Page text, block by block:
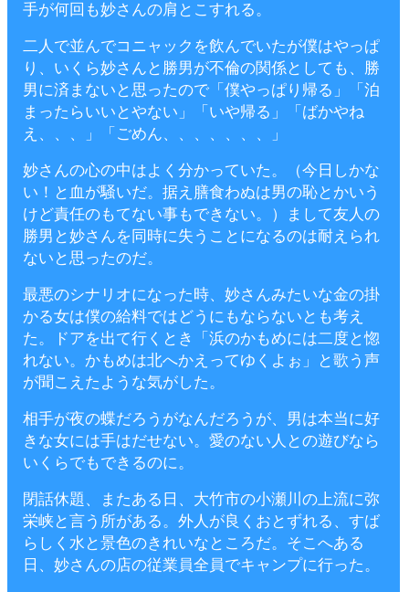
手が何回も妙さんの肩とこすれる。
二人で並んでコニャックを飲んでいたが僕はやっぱ
り、いくら妙さんと勝男が不倫の関係としても、勝
男に済まないと思ったので「僕やっぱり帰る」「泊
まったらいいとやない」「いや帰る」「ばかやね
え、、、」「ごめん、、、、、、、」
妙さんの心の中はよく分かっていた。（今日しかな
い！と血が騒いだ。据え膳食わぬは男の恥とかいう
けど責任のもてない事もできない。）まして友人の
勝男と妙さんを同時に失うことになるのは耐えられ
ないと思ったのだ。
最悪のシナリオになった時、妙さんみたいな金の掛
かる女は僕の給料ではどうにもならないとも考え
た。ドアを出て行くとき「浜のかもめには二度と惚
れない。かもめは北へかえってゆくよぉ」と歌う声
が聞こえたような気がした。
相手が夜の蝶だろうがなんだろうが、男は本当に好
きな女には手はだせない。愛のない人との遊びなら
いくらでもできるのに。
閉話休題、またある日、大竹市の小瀬川の上流に弥
栄峡と言う所がある。外人が良くおとずれる、すば
らしく水と景色のきれいなところだ。そこへある
日、妙さんの店の従業員全員でキャンプに行った。